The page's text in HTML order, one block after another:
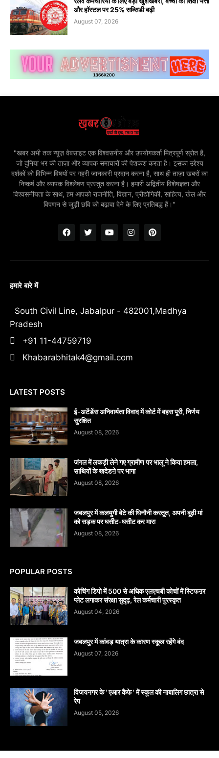
और हॉस्टल पर 25% सब्सिडी बढ़ी
August 07, 2026
"खबर अभी तक न्यूज़ वेबसाइट एक विश्वसनीय और उपयोगकर्ता मित्रपूर्ण स्रोत है,
जो दुनिया भर की ताज़ा और व्यापक समाचारों की पेशकश करता है। इसका उद्देश्य
दर्शकों को विभिन्न विषयों पर गहरी जानकारी प्रदान करना है, साथ ही ताज़ा खबरों का
निष्कर्ष और व्यापक विश्लेषण प्रस्तुत करना है। हमारी अद्वितीय विशेषज्ञता और
विश्वसनीयता के साथ, हम आपको राजनीति, विज्ञान, प्रौद्योगिकी, साहित्य, खेल और
विपणन से जुड़ी छवि को बढ़ावा देने के लिए प्रतिबद्ध हैं।"
हमारे बारे में
South Civil Line, Jabalpur - 482001,Madhya
Pradesh
+91 11-44759719
Khabarabhitak4@gmail.com
LATEST POSTS
​ई-अटेंडेंस अनिवार्यता विवाद में कोर्ट में बहस पूरी, निर्णय
सुरक्षित
August 08, 2026
जंगल में लकड़ी लेने गए ग्रामीण पर भालू ने किया हमला,
साथियों के खदेडऩे पर भागा
August 08, 2026
जबलपुर में कलयुगी बेटे की घिनौनी करतूत, अपनी बूढ़ी मां
को सड़क पर घसीट-घसीट कर मारा
August 08, 2026
POPULAR POSTS
कोचिंग डिपो में 500 से अधिक एलएचबी कोचों में स्टिफऩर
प्लेट लगाकर संरक्षा सुदृढ़, रेल कर्मचारी पुरस्कृत
August 04, 2026
जबलपुर में कांवड़ यात्रा के कारण स्कूल रहेंगे बंद
August 07, 2026
विजयनगर के ' एआर कैफे ' में स्कूल की नाबालिग छात्रा से
रेप
August 05, 2026